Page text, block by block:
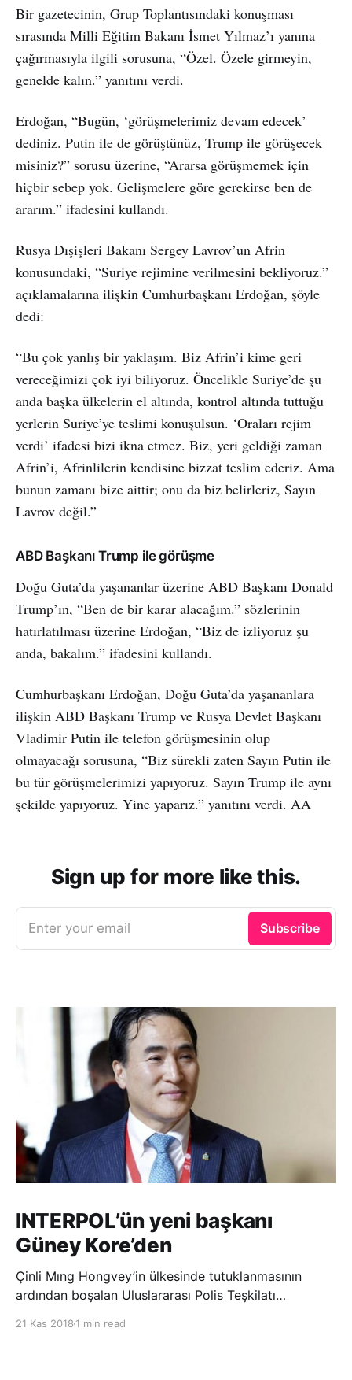
Bir gazetecinin, Grup Toplantısındaki konuşması
sırasında Milli Eğitim Bakanı İsmet Yılmaz’ı yanına
çağırmasıyla ilgili sorusuna, “Özel. Özele girmeyin,
genelde kalın.” yanıtını verdi.
Erdoğan, “Bugün, ‘görüşmelerimiz devam edecek’
dediniz. Putin ile de görüştünüz, Trump ile görüşecek
misiniz?” sorusu üzerine, “Ararsa görüşmemek için
hiçbir sebep yok. Gelişmelere göre gerekirse ben de
ararım.” ifadesini kullandı.
Rusya Dışişleri Bakanı Sergey Lavrov’un Afrin
konusundaki, “Suriye rejimine verilmesini bekliyoruz.”
açıklamalarına ilişkin Cumhurbaşkanı Erdoğan, şöyle
dedi:
“Bu çok yanlış bir yaklaşım. Biz Afrin’i kime geri
vereceğimizi çok iyi biliyoruz. Öncelikle Suriye’de şu
anda başka ülkelerin el altında, kontrol altında tuttuğu
yerlerin Suriye’ye teslimi konuşulsun. ‘Oraları rejim
verdi’ ifadesi bizi ikna etmez. Biz, yeri geldiği zaman
Afrin’i, Afrinlilerin kendisine bizzat teslim ederiz. Ama
bunun zamanı bize aittir; onu da biz belirleriz, Sayın
Lavrov değil.”
ABD Başkanı Trump ile görüşme
Doğu Guta’da yaşananlar üzerine ABD Başkanı Donald
Trump’ın, “Ben de bir karar alacağım.” sözlerinin
hatırlatılması üzerine Erdoğan, “Biz de izliyoruz şu
anda, bakalım.” ifadesini kullandı.
Cumhurbaşkanı Erdoğan, Doğu Guta’da yaşananlara
ilişkin ABD Başkanı Trump ve Rusya Devlet Başkanı
Vladimir Putin ile telefon görüşmesinin olup
olmayacağı sorusuna, “Biz sürekli zaten Sayın Putin ile
bu tür görüşmelerimizi yapıyoruz. Sayın Trump ile aynı
şekilde yapıyoruz. Yine yaparız.” yanıtını verdi. AA
Sign up for more like this.
Enter your email Subscribe
INTERPOL’ün yeni başkanı
Güney Kore’den
Çinli Mıng Hongvey’in ülkesinde tutuklanmasının
ardından boşalan Uluslararası Polis Teşkilatı
21 Kas 2018 1 min read